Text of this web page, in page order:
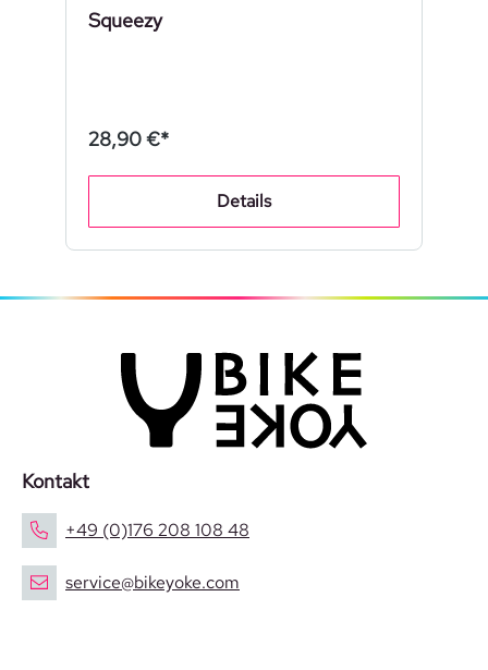
Squeezy
28,90 €*
Details
Kontakt
+49 (0)176 208 108 48
service@bikeyoke.com